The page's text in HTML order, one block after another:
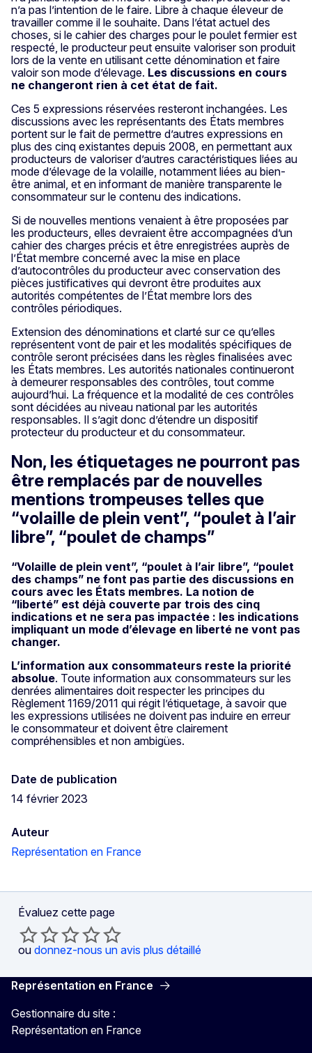
n’a pas l’intention de le faire. Libre à chaque éleveur de
travailler comme il le souhaite. Dans l’état actuel des
choses, si le cahier des charges pour le poulet fermier est
respecté, le producteur peut ensuite valoriser son produit
lors de la vente en utilisant cette dénomination et faire
valoir son mode d’élevage. Les discussions en cours
ne changeront rien à cet état de fait.
Ces 5 expressions réservées resteront inchangées. Les
discussions avec les représentants des États membres
portent sur le fait de permettre d’autres expressions en
plus des cinq existantes depuis 2008, en permettant aux
producteurs de valoriser d’autres caractéristiques liées au
mode d’élevage de la volaille, notamment liées au bien-
être animal, et en informant de manière transparente le
consommateur sur le contenu des indications.
Si de nouvelles mentions venaient à être proposées par
les producteurs, elles devraient être accompagnées d’un
cahier des charges précis et être enregistrées auprès de
l’État membre concerné avec la mise en place
d’autocontrôles du producteur avec conservation des
pièces justificatives qui devront être produites aux
autorités compétentes de l’État membre lors des
contrôles périodiques.
Extension des dénominations et clarté sur ce qu’elles
représentent vont de pair et les modalités spécifiques de
contrôle seront précisées dans les règles finalisées avec
les États membres. Les autorités nationales continueront
à demeurer responsables des contrôles, tout comme
aujourd’hui. La fréquence et la modalité de ces contrôles
sont décidées au niveau national par les autorités
responsables. Il s’agit donc d’étendre un dispositif
protecteur du producteur et du consommateur.
Non, les étiquetages ne pourront pas
être remplacés par de nouvelles
mentions trompeuses telles que
“volaille de plein vent”, “poulet à l’air
libre”, “poulet de champs”
“Volaille de plein vent”, “poulet à l’air libre”, “poulet
des champs” ne font pas partie des discussions en
cours avec les États membres. La notion de
“liberté” est déjà couverte par trois des cinq
indications et ne sera pas impactée : les indications
impliquant un mode d’élevage en liberté ne vont pas
changer.
L’information aux consommateurs reste la priorité
absolue. Toute information aux consommateurs sur les
denrées alimentaires doit respecter les principes du
Règlement 1169/2011 qui régit l’étiquetage, à savoir que
les expressions utilisées ne doivent pas induire en erreur
le consommateur et doivent être clairement
compréhensibles et non ambigües.
Date de publication
14 février 2023
Auteur
Représentation en France
Évaluez cette page
ou donnez-nous un avis plus détaillé
Représentation en France
Gestionnaire du site :
Représentation en France